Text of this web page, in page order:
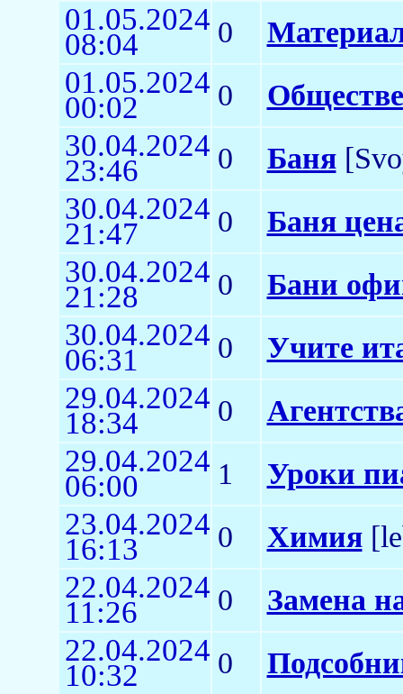
01.05.2024
08:04 0
01.05.2024
00:02 0
30.04.2024
23:46 0 Баня
30.04.2024
21:47 0 Баня
30.04.2024
21:28 0 Бани
30.04.2024
06:31 0 Учите
29.04.2024
18:34 0
29.04.2024
06:00 1 Уроки
23.04.2024
16:13 0 Химия
22.04.2024
11:26 0 Замена
22.04.2024
10:32 0